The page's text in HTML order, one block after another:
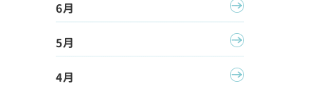
6月
5月
4月